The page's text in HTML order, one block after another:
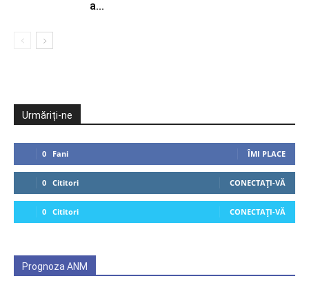
a...
Urmăriți-ne
0 Fani ÎMI PLACE
0 Cititori CONECTAȚI-VĂ
0 Cititori CONECTAȚI-VĂ
Prognoza ANM